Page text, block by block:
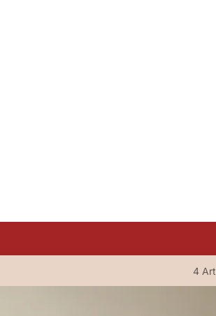
4